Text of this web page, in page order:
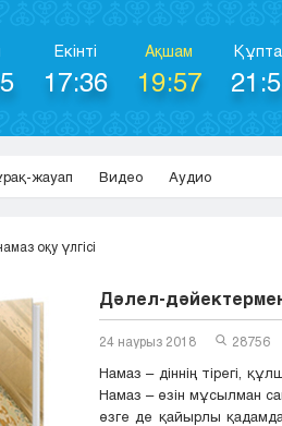
Екінті
17:36
Ақшам
19:57
жауап Видео Аудио
оқу үлгісі
Дәлел-дәйектермен
24 наурыз 2018 28756
Намаз – діннің тірегі,
Намаз – өзін мұсылман
өзге де қайырлы